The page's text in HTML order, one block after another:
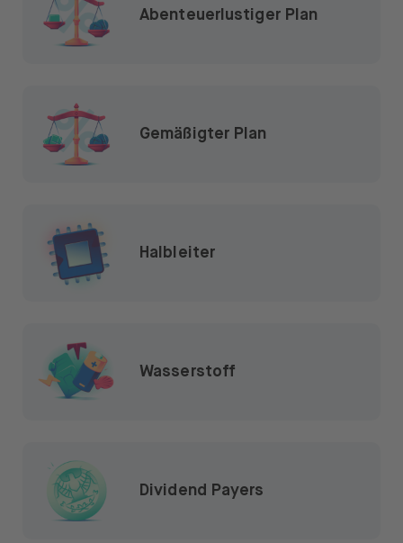
Abenteuerlustiger Plan
Gemäßigter Plan
Halbleiter
Wasserstoff
Dividend Payers